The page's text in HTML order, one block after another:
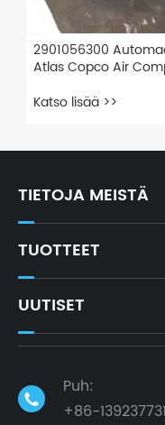
2901056300
Atlas Copco Air
Katso lisää >>
TIETOJA MEISTÄ
TUOTTEET
UUTISET

Puh:
+86-